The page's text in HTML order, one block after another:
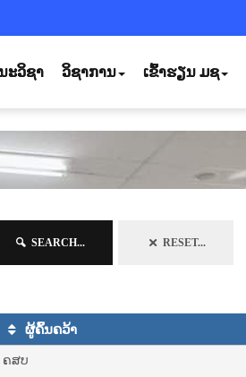
ະວິຊາ ວິຊາການ ເຂົ້າຮຽນ ມຊ
SEARCH... RESET...
ຜູ້ຄົ້ນຄວ້າ
ຄສບ